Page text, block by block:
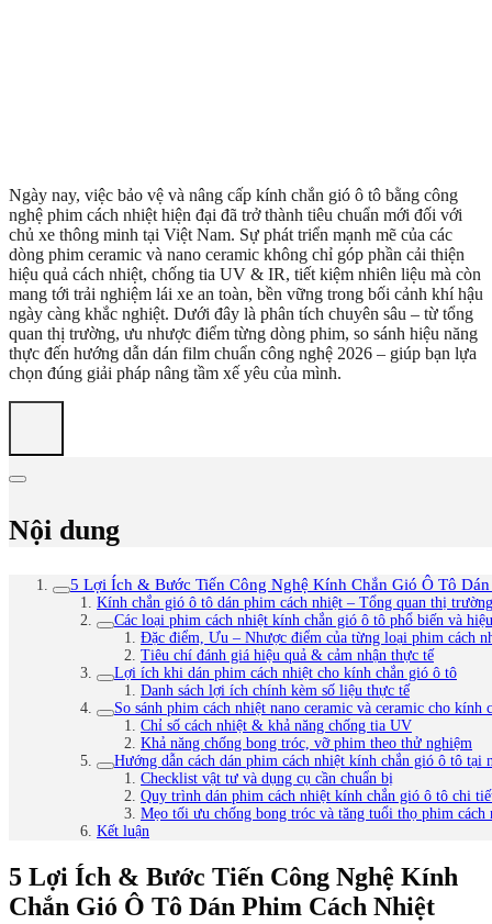
Ngày nay, việc bảo vệ và nâng cấp kính chắn gió ô tô bằng công
nghệ phim cách nhiệt hiện đại đã trở thành tiêu chuẩn mới đối với
chủ xe thông minh tại Việt Nam. Sự phát triển mạnh mẽ của các
dòng phim ceramic và nano ceramic không chỉ góp phần cải thiện
hiệu quả cách nhiệt, chống tia UV & IR, tiết kiệm nhiên liệu mà còn
mang tới trải nghiệm lái xe an toàn, bền vững trong bối cảnh khí hậu
ngày càng khắc nghiệt. Dưới đây là phân tích chuyên sâu – từ tổng
quan thị trường, ưu nhược điểm từng dòng phim, so sánh hiệu năng
thực đến hướng dẫn dán film chuẩn công nghệ 2026 – giúp bạn lựa
chọn đúng giải pháp nâng tầm xế yêu của mình.
Nội dung
5 Lợi Ích & Bước Tiến Công Nghệ Kính Chắn Gió Ô Tô
Kính chắn gió ô tô dán phim cách nhiệt – Tổng quan thị
Các loại phim cách nhiệt kính chắn gió ô tô phổ biến và
Đặc điểm, Ưu – Nhược điểm của từng loại phim cách
Tiêu chí đánh giá hiệu quả & cảm nhận thực tế
Lợi ích khi dán phim cách nhiệt cho kính chắn gió ô tô
Danh sách lợi ích chính kèm số liệu thực tế
So sánh phim cách nhiệt nano ceramic và ceramic cho kính
Chỉ số cách nhiệt & khả năng chống tia UV
Khả năng chống bong tróc, vỡ phim theo thử nghiệm
Hướng dẫn cách dán phim cách nhiệt kính chắn gió ô tô tại
Checklist vật tư và dụng cụ cần chuẩn bị
Quy trình dán phim cách nhiệt kính chắn gió ô tô chi
Mẹo tối ưu chống bong tróc và tăng tuổi thọ phim cách
Kết luận
5 Lợi Ích & Bước Tiến Công Nghệ Kính
Chắn Gió Ô Tô Dán Phim Cách Nhiệt